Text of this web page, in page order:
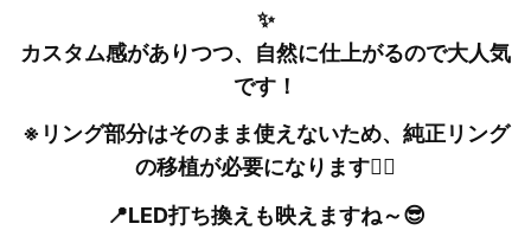
✨
カスタム感がありつつ、自然に仕上がるので大人気
です！
※リング部分はそのまま使えないため、純正リング
の移植が必要になります🙇‍♂
📍LED打ち換えも映えますね～😎